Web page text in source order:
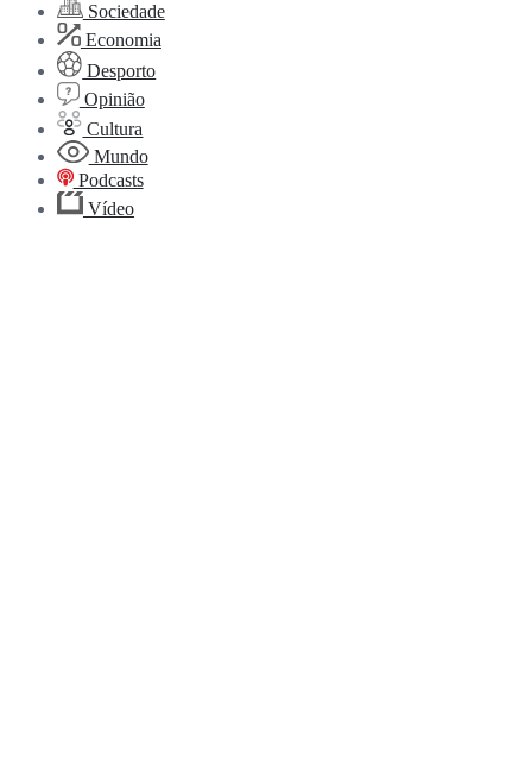
Sociedade
Economia
Desporto
Opinião
Cultura
Mundo
Podcasts
Vídeo